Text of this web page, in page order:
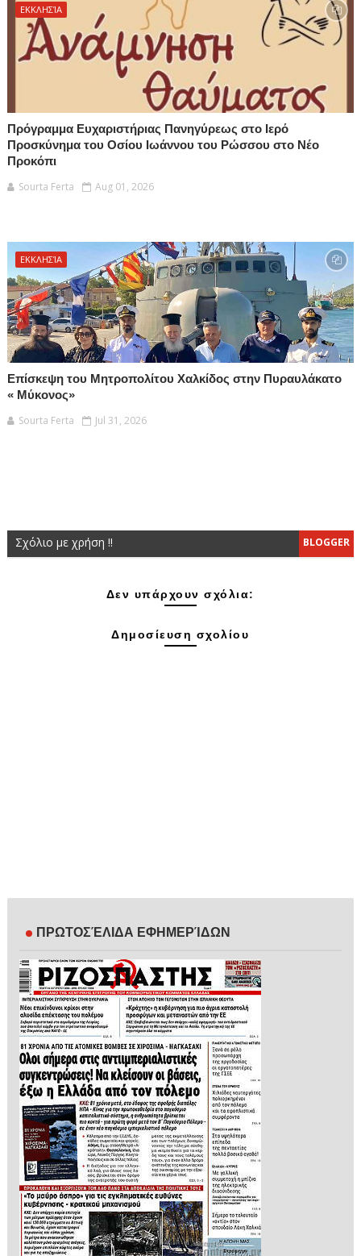
ΕΚΚΛΗΣΊΑ
Πρόγραμμα Ευχαριστήριας Πανηγύρεως στο Ιερό
Προσκύνημα του Οσίου Ιωάννου του Ρώσσου στο Νέο
Προκόπι
Sourta Ferta
Aug 01, 2026
ΕΚΚΛΗΣΊΑ
Επίσκεψη του Μητροπολίτου Χαλκίδος στην Πυραυλάκατο
« Μύκονος»
Sourta Ferta
Jul 31, 2026
BLOGGER
Σχόλιο με χρήση !!
Δεν υπάρχουν σχόλια:
Δημοσίευση σχολίου
ΠΡΩΤΟΣΈΛΙΔΑ ΕΦΗΜΕΡΊΔΩΝ